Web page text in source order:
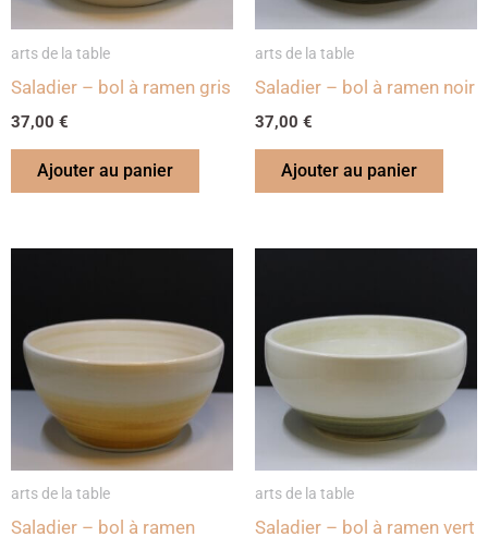
arts de la table
Saladier – bol à ramen gris
37,00 €
Ajouter au panier
arts de la table
Saladier – bol à ramen noir
37,00 €
Ajouter au panier
arts de la table
Saladier – bol à ramen
arts de la table
Saladier – bol à ramen vert